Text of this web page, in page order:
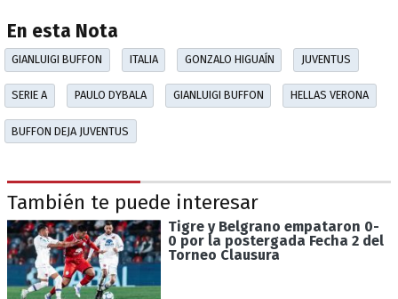
En esta Nota
GIANLUIGI BUFFON ITALIA GONZALO HIGUAÍN JUVENTUS
SERIE A PAULO DYBALA GIANLUIGI BUFFON HELLAS VERONA
BUFFON DEJA JUVENTUS
También te puede interesar
Tigre y Belgrano empataron 0-
0 por la postergada Fecha 2 del
Torneo Clausura